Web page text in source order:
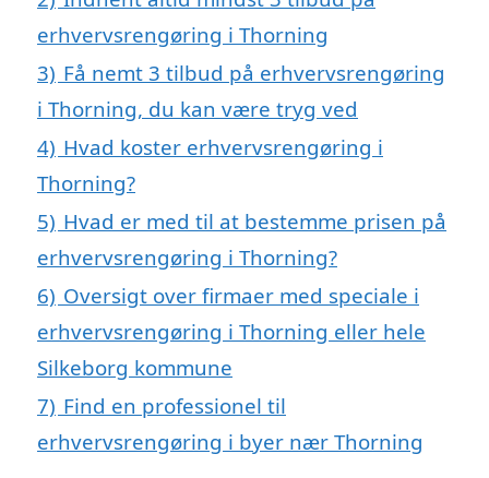
erhvervsrengøring i Thorning
3) Få nemt 3 tilbud på erhvervsrengøring
i Thorning, du kan være tryg ved
4) Hvad koster erhvervsrengøring i
Thorning?
5) Hvad er med til at bestemme prisen på
erhvervsrengøring i Thorning?
6) Oversigt over firmaer med speciale i
erhvervsrengøring i Thorning eller hele
Silkeborg kommune
7) Find en professionel til
erhvervsrengøring i byer nær Thorning